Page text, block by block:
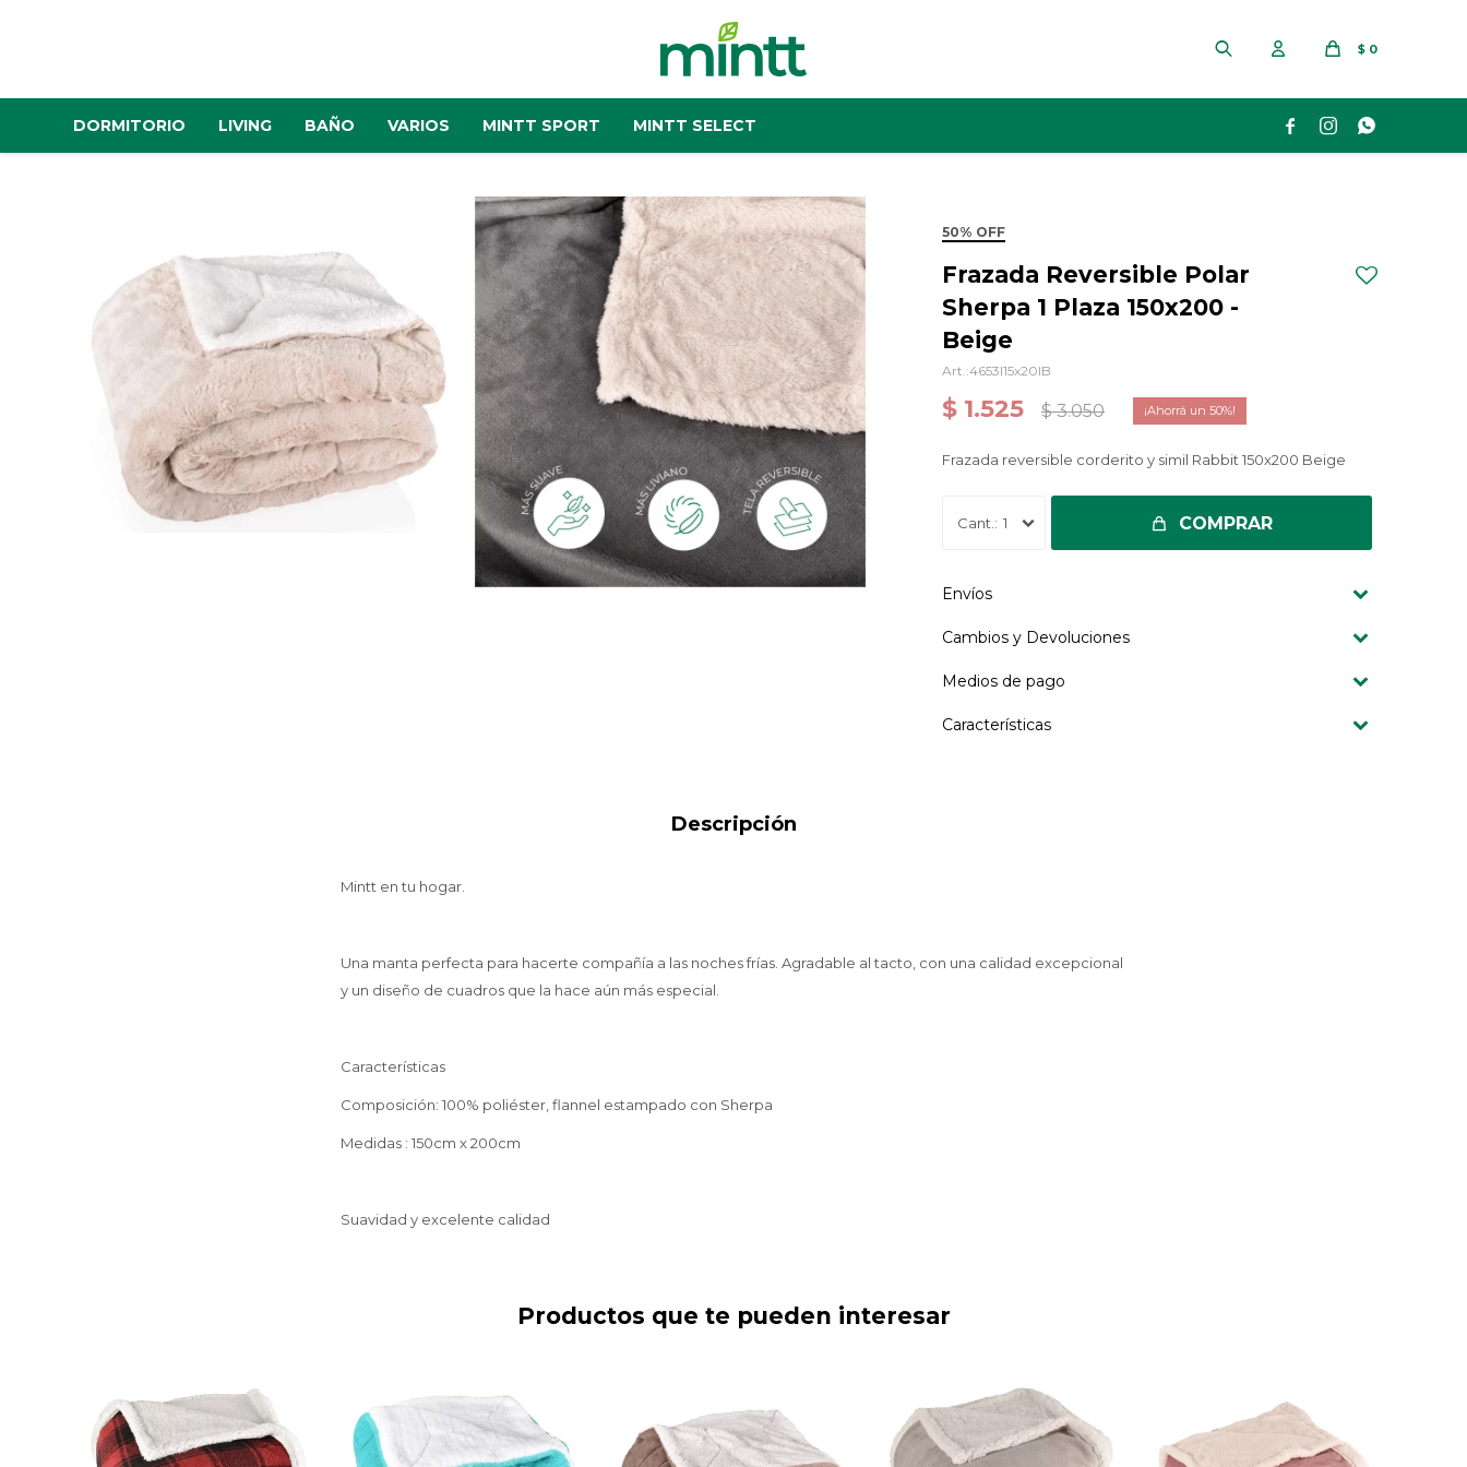
DORMITORIO LIVING BAÑO VARIOS MINTT SPORT MINTT SELECT
$ 0
  
50% OFF
Frazada Reversible Polar
Sherpa 1 Plaza 150x200 -
Beige
4653I15x20IB
$ 1.525 $ 3.050 50
Frazada reversible corderito y simil Rabbit 150x200 Beige
1 COMPRAR
Envíos
Cambios y Devoluciones
Medios de pago
Características
Descripción
Mintt en tu hogar.
Una manta perfecta para hacerte compañía a las noches frías. Agradable al tacto, con una calidad excepcional
y un diseño de cuadros que la hace aún más especial.
Características
Composición: 100% poliéster, flannel estampado con Sherpa
Medidas : 150cm x 200cm
Suavidad y excelente calidad
Productos que te pueden interesar
Frazada reverisble polar y
Frazada reverisble polar y